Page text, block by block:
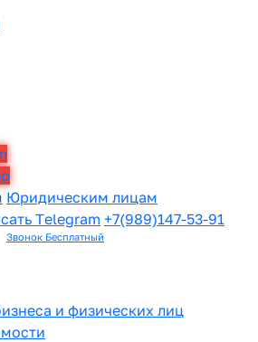
Юридическим лицам
Telegram +7(989)147-53-91
Звонок Бесплатный
и физических лиц